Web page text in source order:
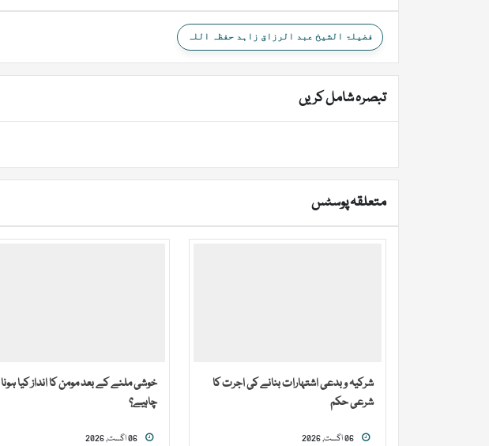
فضیلۃ الشیخ عبد الرزاق زاہد حفظہ اللہ
تبصرہ شامل کریں
متعلقہ پوسٹس
شرکیہ و بدعی اشتہارات بنانے کی اجرت کا
شرعی حکم
خوشی ملنے کے بعد مومن کا انداز کیا ہونا
چاہیے؟
06 اگست, 2026